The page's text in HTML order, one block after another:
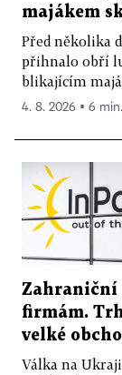
majákem
Před několika
přihnalo obří
blikajícím
4. 8. 2026 ▪ 6
Zahraniční
firmám.
velké
Válka na